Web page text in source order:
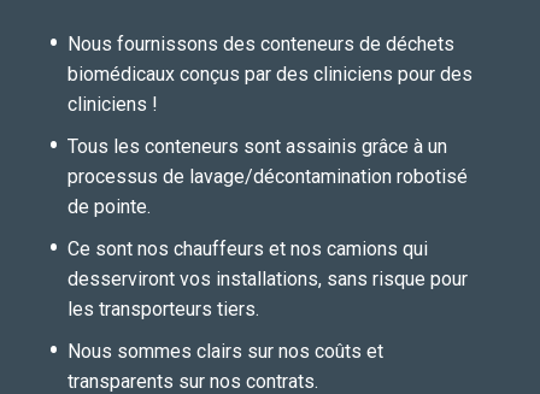
Nous fournissons des conteneurs de déchets
biomédicaux conçus par des cliniciens pour des
cliniciens !
Tous les conteneurs sont assainis grâce à un
processus de lavage/décontamination robotisé
de pointe.
Ce sont nos chauffeurs et nos camions qui
desserviront vos installations, sans risque pour
les transporteurs tiers.
Nous sommes clairs sur nos coûts et
transparents sur nos contrats.